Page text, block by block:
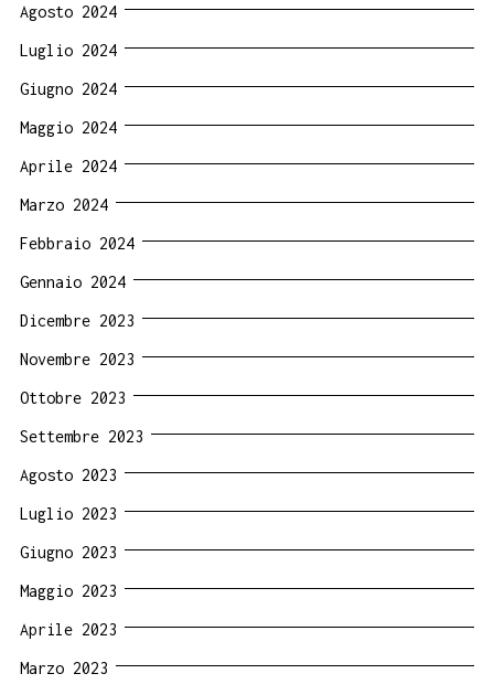
Agosto 2024
Luglio 2024
Giugno 2024
Maggio 2024
Aprile 2024
Marzo 2024
Febbraio 2024
Gennaio 2024
Dicembre 2023
Novembre 2023
Ottobre 2023
Settembre 2023
Agosto 2023
Luglio 2023
Giugno 2023
Maggio 2023
Aprile 2023
Marzo 2023